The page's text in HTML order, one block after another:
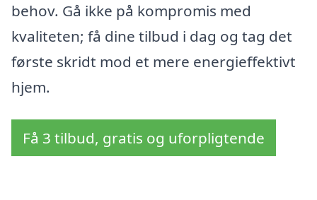
behov. Gå ikke på kompromis med
kvaliteten; få dine tilbud i dag og tag det
første skridt mod et mere energieffektivt
hjem.
Få 3 tilbud, gratis og uforpligtende